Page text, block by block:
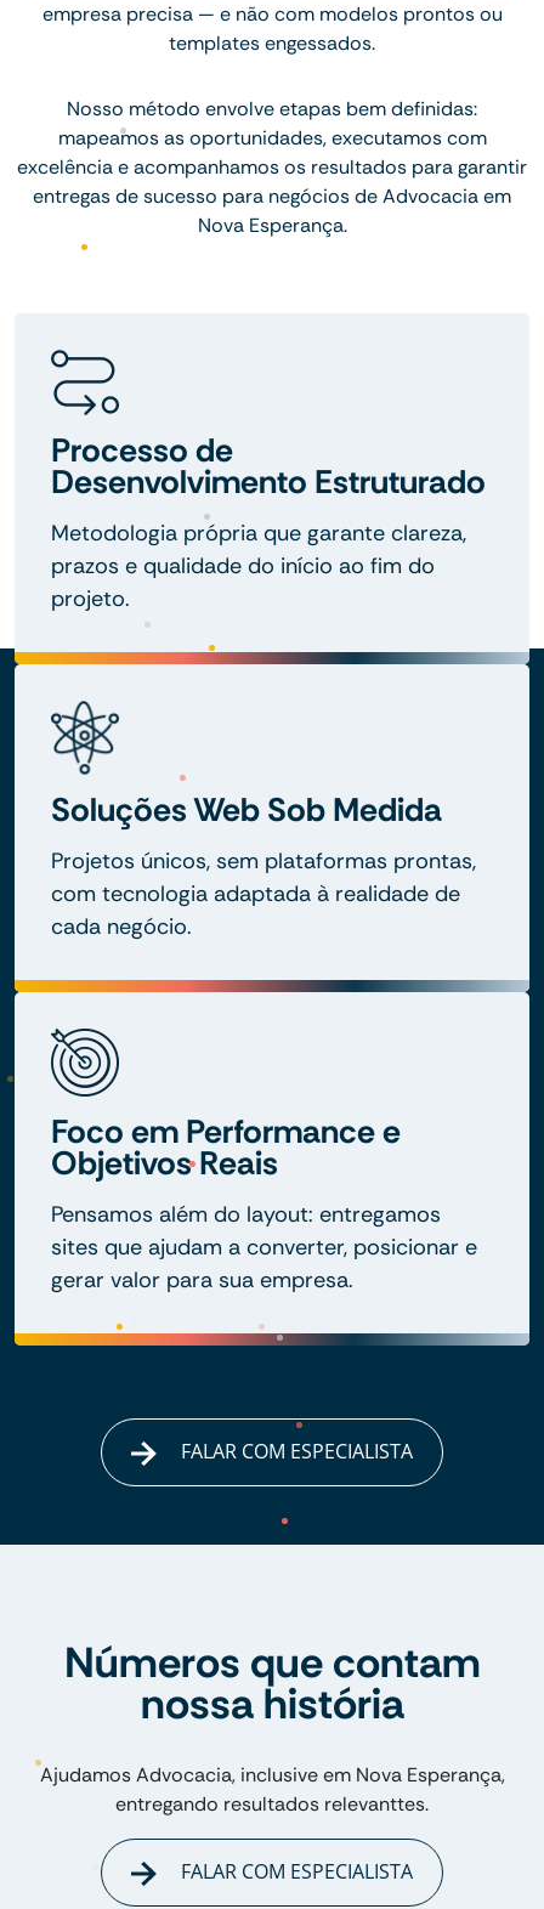
empresa precisa — e não com modelos prontos ou
templates engessados.
Nosso método envolve etapas bem definidas:
mapeamos as oportunidades, executamos com
excelência e acompanhamos os resultados para garantir
entregas de sucesso para negócios de Advocacia em
Nova Esperança.
Processo de
Desenvolvimento Estruturado
Metodologia própria que garante clareza,
prazos e qualidade do início ao fim do
projeto.
Soluções Web Sob Medida
Projetos únicos, sem plataformas prontas,
com tecnologia adaptada à realidade de
cada negócio.
Foco em Performance e
Objetivos Reais
Pensamos além do layout: entregamos
sites que ajudam a converter, posicionar e
gerar valor para sua empresa.
FALAR COM ESPECIALISTA
Números que contam
nossa história
Ajudamos Advocacia, inclusive em Nova Esperança,
entregando resultados relevanttes.
FALAR COM ESPECIALISTA